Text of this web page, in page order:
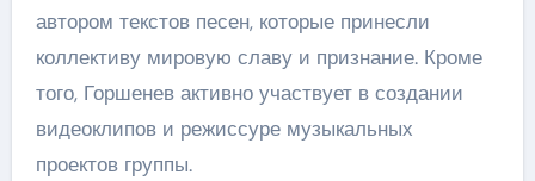
автором текстов песен, которые принесли
коллективу мировую славу и признание. Кроме
того, Горшенев активно участвует в создании
видеоклипов и режиссуре музыкальных
проектов группы.